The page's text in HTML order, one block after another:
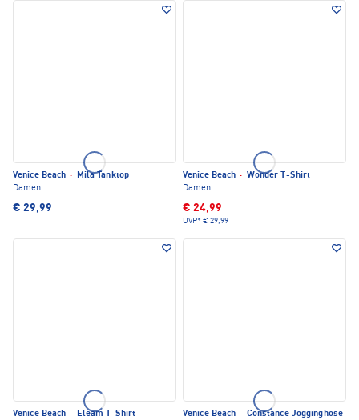
Venice Beach ·
Mila Tanktop
Damen
€ 29,99
Venice Beach · Wonder T-Shirt
Damen
€ 24,99
UVP* € 29,99
Venice Beach ·
Eleam T-Shirt
Venice Beach · Constance Jogginghose